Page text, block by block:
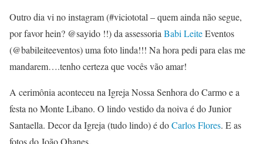
Outro dia vi no instagram (#viciototal – quem ainda não segue,
por favor hein? @sayido !!) da assessoria Babi LeiteEventos
(@babileiteeventos) uma foto linda!!! Na hora pedi para elas me
mandarem….tenho certeza que vocês vão amar!
A cerimônia aconteceu na Igreja Nossa Senhora do Carmo e a
festa no Monte Libano. O lindo vestido da noiva é do Junior
Santaella. Decor da Igreja (tudo lindo) é doCarlos Flores. E as
fotos do João Ohanes.